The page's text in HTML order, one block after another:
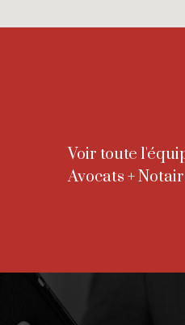
Voir toute
Avocats +